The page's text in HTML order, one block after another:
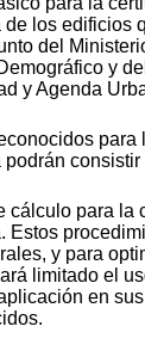
los edificios
del
y
y Agenda
para
cálculo para la
Estos
y para
limitado el
en